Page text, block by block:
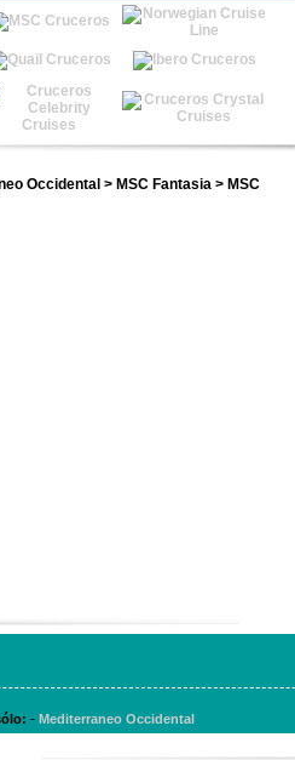
Occidental > MSC Fantasia > MSC
- Mediterraneo Occidental